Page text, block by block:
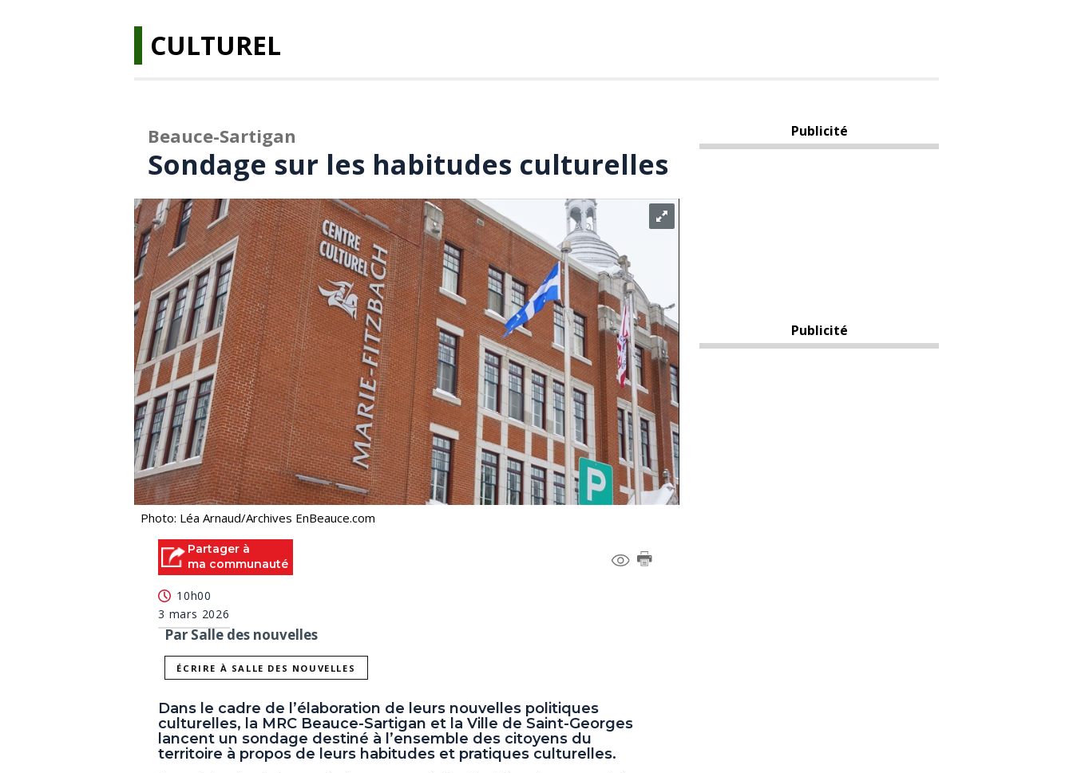
CULTUREL
Beauce-Sartigan
Sondage sur les habitudes culturelles
Photo: Léa Arnaud/Archives EnBeauce.com
Partager à
ma communauté
10h00
3 mars 2026
Par Salle des nouvelles
ÉCRIRE À SALLE DES NOUVELLES
Dans le cadre de l’élaboration de leurs nouvelles politiques
culturelles, la MRC Beauce-Sartigan et la Ville de Saint-Georges
lancent un sondage destiné à l’ensemble des citoyens du
territoire à propos de leurs habitudes et pratiques culturelles.
Publicité
Publicité